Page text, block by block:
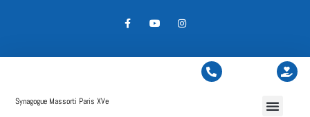
Synagogue Massorti Paris XVe